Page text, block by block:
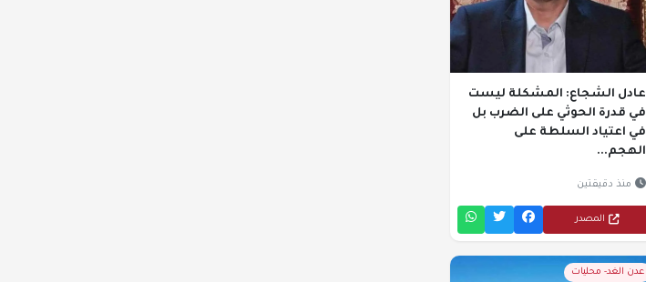
عادل الشجاع: المشكلة ليست
في قدرة الحوثي على الضرب بل
في اعتياد السلطة على
الهجم...
منذ دقيقتين
المصدر
عدن الغد- محليات